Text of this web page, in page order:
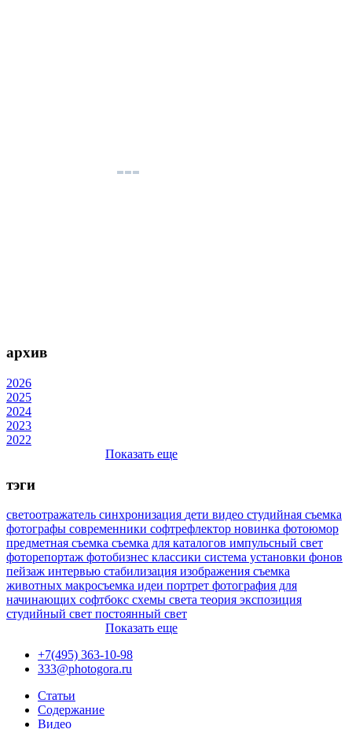
архив
2026
2025
2024
2023
2022
Показать еще
тэги
светоотражатель синхронизация дети видео студийная съемка
фотографы современники софтрефлектор новинка фотоюмор
предметная съемка съемка для каталогов импульсный свет
фоторепортаж фотобизнес классики система установки фонов
пейзаж интервью стабилизация изображения съемка
животных макросъемка идеи портрет фотография для
начинающих софтбокс схемы света теория экспозиция
студийный свет постоянный свет
Показать еще
+7(495) 363-10-98
333@photogora.ru
Статьи
Содержание
Видео